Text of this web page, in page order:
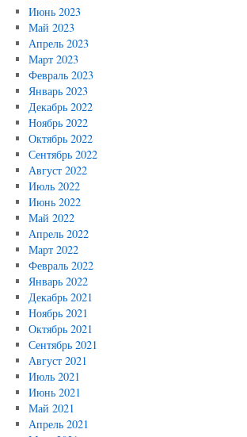
Июнь 2023
Май 2023
Апрель 2023
Март 2023
Февраль 2023
Январь 2023
Декабрь 2022
Ноябрь 2022
Октябрь 2022
Сентябрь 2022
Август 2022
Июль 2022
Июнь 2022
Май 2022
Апрель 2022
Март 2022
Февраль 2022
Январь 2022
Декабрь 2021
Ноябрь 2021
Октябрь 2021
Сентябрь 2021
Август 2021
Июль 2021
Июнь 2021
Май 2021
Апрель 2021